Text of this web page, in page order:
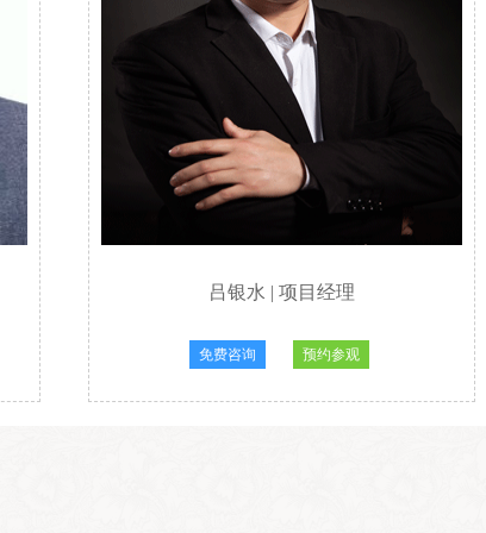
吕银水 | 项目经理
免费咨询 预约参观